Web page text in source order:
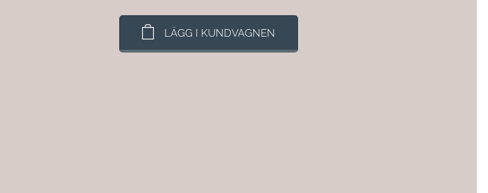
LÄGG I KUNDVAGNEN